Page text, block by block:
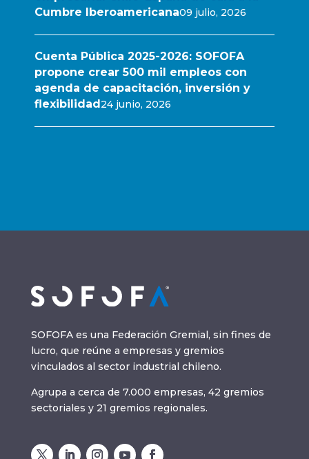
Cumbre Iberoamericana09 julio, 2026
Cuenta Pública 2025-2026: SOFOFA
propone crear 500 mil empleos con
agenda de capacitación, inversión y
flexibilidad24 junio, 2026
SOFOFA es una Federación Gremial, sin fines de
lucro, que reúne a empresas y gremios
vinculados al sector industrial chileno.
Agrupa a cerca de 7.000 empresas, 42 gremios
sectoriales y 21 gremios regionales.